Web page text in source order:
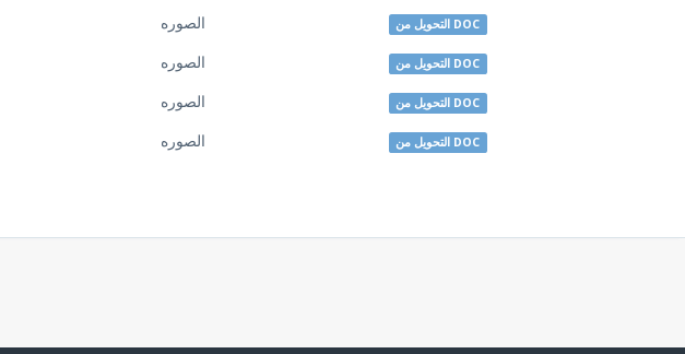
الصوره التحويل من DOC
الصوره التحويل من DOC
الصوره التحويل من DOC
الصوره التحويل من DOC